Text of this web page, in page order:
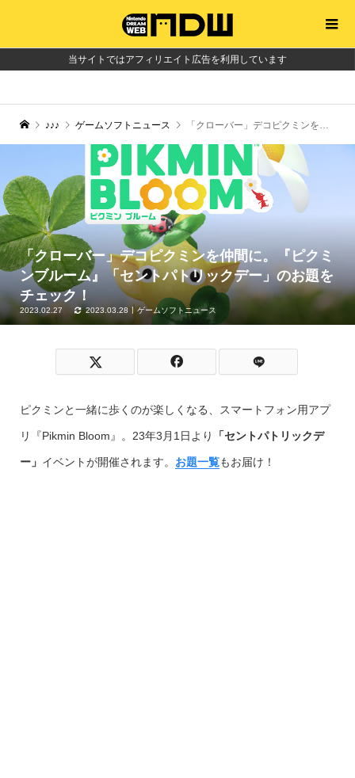
当サイトではアフィリエイト広告を利用しています
♪♪♪ ゲームソフトニュース 「クローバー」デコピクミンを仲間に。『ピクミンブルーム』「セントパトリックデー」のお題をチェック！
「クローバー」デコピクミンを仲間に。『ピクミ
ンブルーム』「セントパトリックデー」のお題を
チェック！
2023.02.27 2023.03.28 ゲームソフトニュース
ピクミンと一緒に歩くのが楽しくなる、スマートフォン用アプ
リ『Pikmin Bloom』。23年3月1日より 「セントパトリックデ
ー」 イベントが開催されます。 お題一覧もお届け！